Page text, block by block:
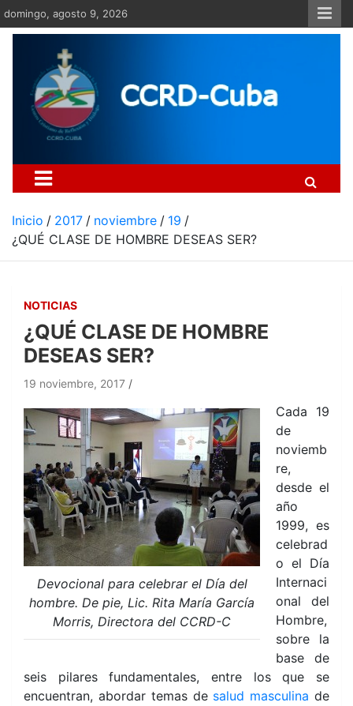
Saltar
al
domingo, agosto 9, 2026
Inicio 2017 noviembre
19
¿QUÉ CLASE DE HOMBRE DESEAS SER?
NOTICIAS
¿QUÉ CLASE DE HOMBRE
DESEAS SER?
19 noviembre, 2017
Devocional para celebrar el Día del
hombre. De pie, Lic. Rita María García
Morris, Directora del CCRD-C
Cada 19
de
noviemb
re,
desde el
año
1999, es
celebrad
o el Día
Internaci
onal del
Hombre,
sobre la
base de
seis pilares fundamentales, entre los que se
encuentran, abordar temas de salud masculina de